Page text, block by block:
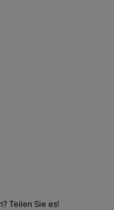
Teilen Sie es!